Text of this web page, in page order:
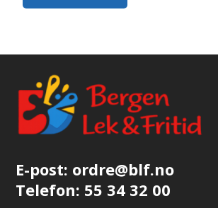
E-post: ordre@blf.no
Telefon: 55 34 32 00